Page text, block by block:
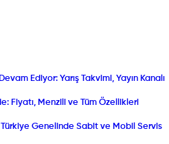
Ediyor: Yarış Takvimi, Yayın Kanalı
Fiyatı, Menzili ve Tüm Özellikleri
Türkiye Genelinde Sabit ve Mobil Servis